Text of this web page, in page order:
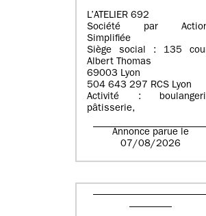
L’ATELIER 692
Société par
Simplifiée
Siège social : 135
Albert Thomas
69003 Lyon
504 643 297 RCS Lyon
Activité :
pâtisserie,
Annonce parue le
07/08/2026